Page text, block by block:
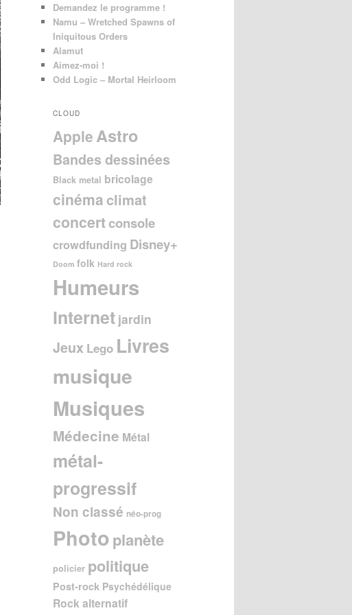
Demandez le programme !
Namu – Wretched Spawns of
Iniquitous Orders
Alamut
Aimez-moi !
Odd Logic – Mortal Heirloom
CLOUD
Apple Astro
Bandes dessinées
Black metal bricolage
cinéma climat
concertconsole
crowdfunding Disney+
Doom folk Hard rock
Humeurs
Internet jardin
Jeux Lego Livres
musique
Musiques
Médecine Métal
métal-
progressif
Non classé néo-prog
Photo planète
policier politique
Post-rock Psychédélique
Rock alternatif